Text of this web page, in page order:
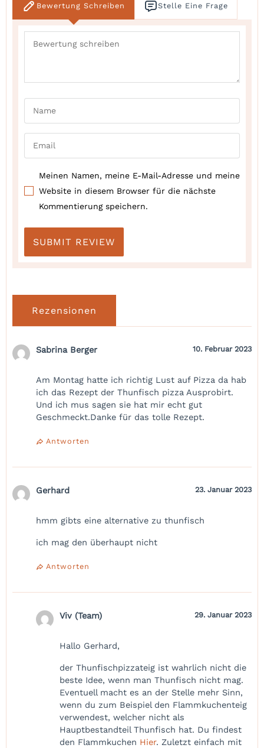
Bewertung Schreiben Stelle Eine Frage
Meinen Namen, meine E-Mail-Adresse und meine
Website in diesem Browser für die nächste
Kommentierung speichern.
Rezensionen
Sabrina Berger 10. Februar 2023
Am Montag hatte ich richtig Lust auf Pizza da hab
ich das Rezept der Thunfisch pizza Ausprobirt.
Und ich mus sagen sie hat mir echt gut
Geschmeckt.Danke für das tolle Rezept.
Antworten
Gerhard 23. Januar 2023
hmm gibts eine alternative zu thunfisch
ich mag den überhaupt nicht
Antworten
Viv (Team) 29. Januar 2023
Hallo Gerhard,
der Thunfischpizzateig ist wahrlich nicht die
beste Idee, wenn man Thunfisch nicht mag.
Eventuell macht es an der Stelle mehr Sinn,
wenn du zum Beispiel den Flammkuchenteig
verwendest, welcher nicht als
Hauptbestandteil Thunfisch hat. Du findest
den Flammkuchen Hier. Zuletzt einfach mit